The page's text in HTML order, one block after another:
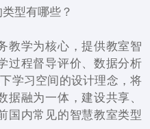
型有哪些？
教学为核心，提供教室智
过程督导评价、数据分析
学习空间的设计理念，将
据融为一体，建设共享、
国内常见的智慧教室类型